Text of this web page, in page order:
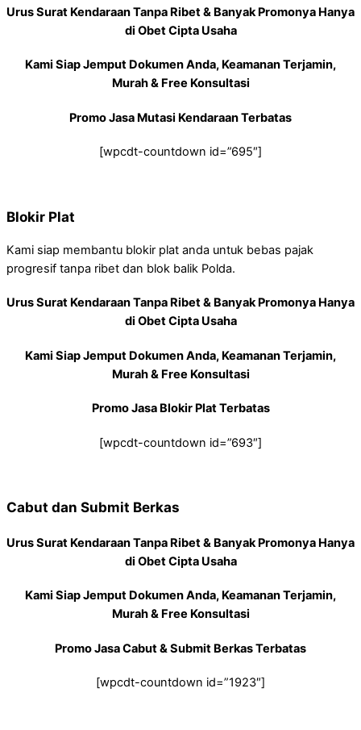
Urus Surat Kendaraan Tanpa Ribet & Banyak Promonya Hanya
di Obet Cipta Usaha
Kami Siap Jemput Dokumen Anda, Keamanan Terjamin,
Murah & Free Konsultasi
Promo Jasa Mutasi Kendaraan Terbatas
[wpcdt-countdown id=”695″]
Blokir Plat
Kami siap membantu blokir plat anda untuk bebas pajak
progresif tanpa ribet dan blok balik Polda.
Urus Surat Kendaraan Tanpa Ribet & Banyak Promonya Hanya
di Obet Cipta Usaha
Kami Siap Jemput Dokumen Anda, Keamanan Terjamin,
Murah & Free Konsultasi
Promo Jasa Blokir Plat Terbatas
[wpcdt-countdown id=”693″]
Cabut dan Submit Berkas
Urus Surat Kendaraan Tanpa Ribet & Banyak Promonya Hanya
di Obet Cipta Usaha
Kami Siap Jemput Dokumen Anda, Keamanan Terjamin,
Murah & Free Konsultasi
Promo Jasa Cabut & Submit Berkas Terbatas
[wpcdt-countdown id=”1923″]